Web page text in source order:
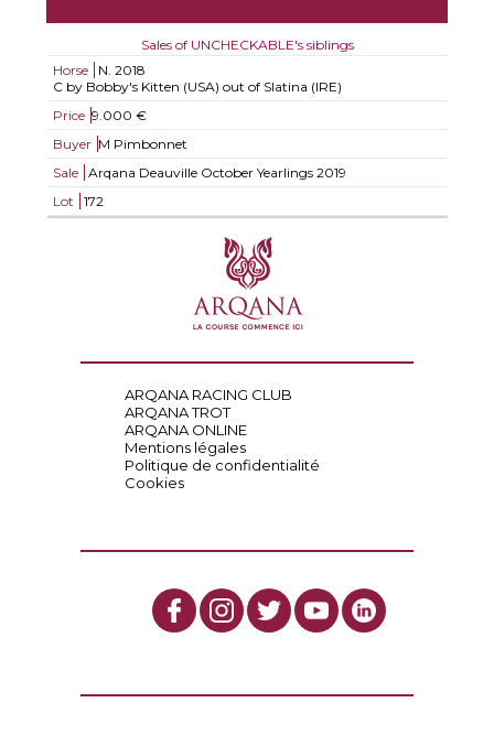
Sales of UNCHECKABLE's siblings
Horse
N. 2018
C by Bobby's Kitten (USA) out of Slatina (IRE)
Price 9.000 €
Buyer M Pimbonnet
Sale
Arqana Deauville October Yearlings 2019
Lot
172
ARQANA RACING CLUB
ARQANA TROT
ARQANA ONLINE
Mentions légales
Politique de confidentialité
Cookies